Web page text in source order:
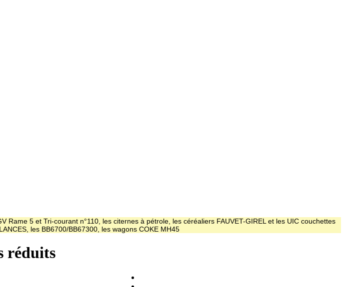
5 et Tri-courant n°110, les citernes à pétrole, les céréaliers FAUVET-GIREL et les UIC couchettes
les BB6700/BB67300, les wagons COKE MH45
réduits